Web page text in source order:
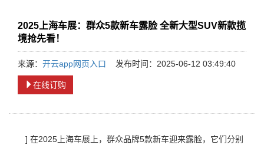
2025上海车展：群众5款新车露脸 全新大型SUV新款揽
境抢先看！
来源： 开云app网页入口 发布时间：2025-06-12 03:49:40
在线订购
] 在2025上海车展上，群众品牌5款新车迎来露脸，它们分别